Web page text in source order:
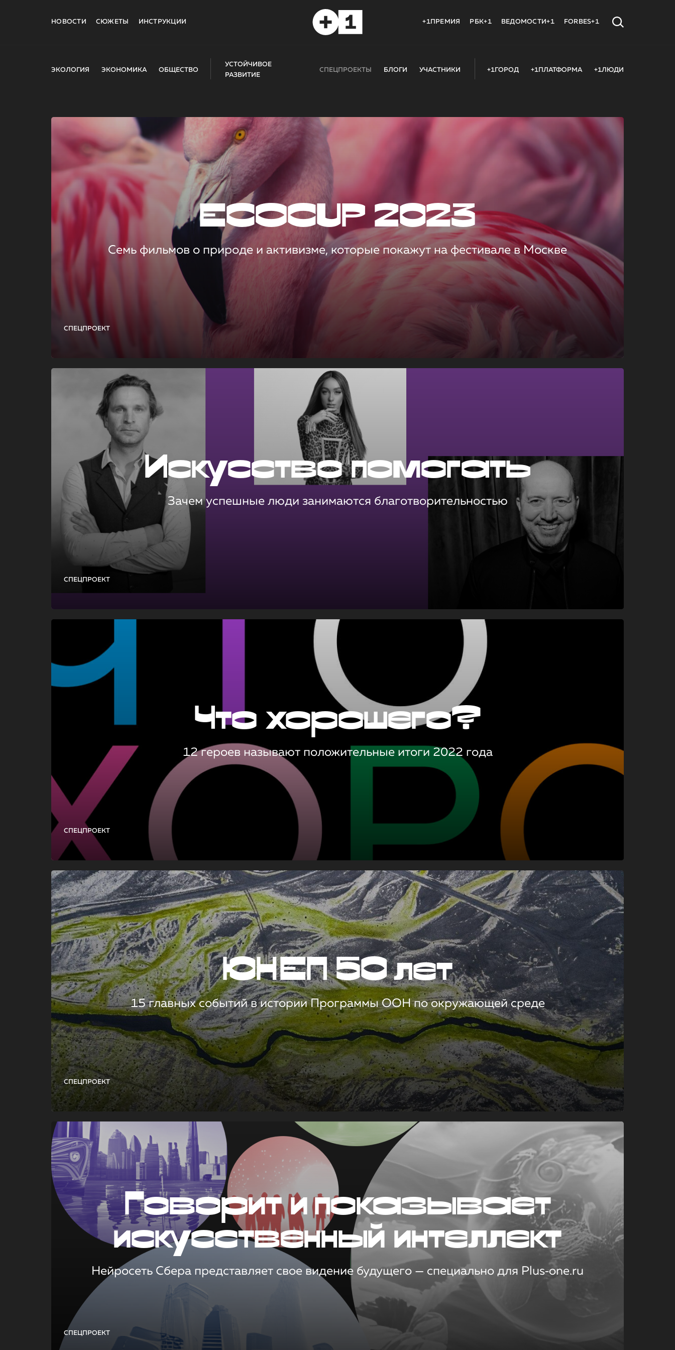
НОВОСТИ СЮЖЕТЫ ИНСТРУКЦИИ +1ПРЕМИЯ РБК+1 ВЕДОМОСТИ+1 FORBES+1
ЭКОЛОГИЯ ЭКОНОМИКА ОБЩЕСТВО
УСТОЙЧИВОЕ
РАЗВИТИЕ
СПЕЦПРОЕКТЫ БЛОГИ УЧАСТНИКИ +1ГОРОД +1ПЛАТФОРМА +1ЛЮДИ
СПЕЦПРОЕКТ
ECOCUP 2023
Семь фильмов о природе и активизме, которые покажут на фестивале в Москве
СПЕЦПРОЕКТ
Искусство помогать
Зачем успешные люди занимаются благотворительностью
СПЕЦПРОЕКТ
Что хорошего?
12 героев называют положительные итоги 2022 года
СПЕЦПРОЕКТ
ЮНЕП 50 лет
15 главных событий в истории Программы ООН по окружающей среде
СПЕЦПРОЕКТ
Говорит и показывает
искусственный интеллект
Нейросеть Сбера представляет свое видение будущего — специально для Plus‑one.ru